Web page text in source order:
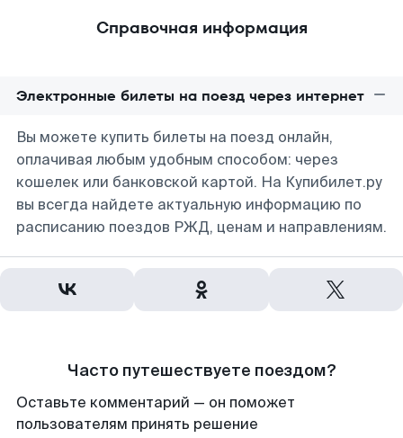
Справочная информация
Электронные билеты на поезд через интернет
Вы можете купить билеты на поезд онлайн,
оплачивая любым удобным способом: через
кошелек или банковской картой. На Купибилет.ру
вы всегда найдете актуальную информацию по
расписанию поездов РЖД, ценам и направлениям.
Часто путешествуете поездом?
Оставьте комментарий — он поможет
пользователям принять решение